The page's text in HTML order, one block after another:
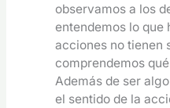
observamos a los
entendemos lo que
acciones no tienen
comprendemos
Además de ser
el sentido de la